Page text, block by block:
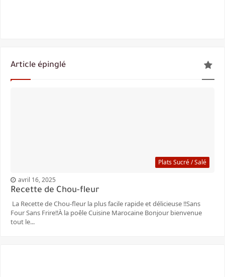
Article épinglé
Plats Sucré / Salé
avril 16, 2025
Recette de Chou-fleur
La Recette de Chou-fleur la plus facile rapide et délicieuse ‼️Sans
Four Sans Frire‼️À la poêle Cuisine Marocaine Bonjour bienvenue
tout le...